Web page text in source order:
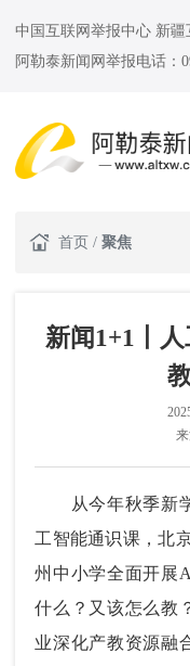
中国互联网举报中心 新疆
阿勒泰新闻网举报电话：
首页 / 聚焦
新闻1+1丨
从今年秋季新学
工智能通识课，北
州中小学全面开展
什么？又该怎么教
业深化产教资源融